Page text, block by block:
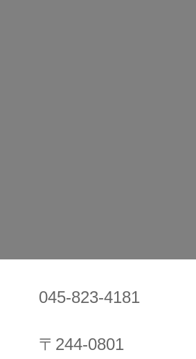
045-823-4181
〒244-0801